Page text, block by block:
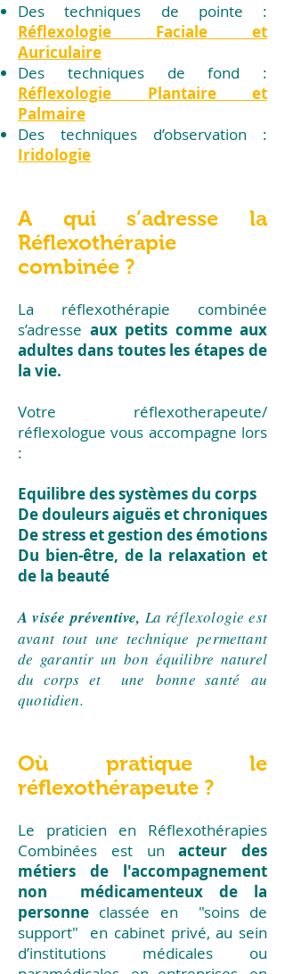
Des techniques de pointe :
Réflexologie Faciale et
Auriculaire
Des techniques de fond :
Réflexologie Plantaire et
Palmaire
Des techniques d’observation :
Iridologie
A qui s’adresse la
Réflexothérapie
combinée ?
La réflexothérapie combinée
s’adresse aux petits comme aux
adultes dans toutes les étapes de
la vie.
Votre réflexotherapeute/
réflexologue vous accompagne lors
:
Equilibre des systèmes du corps
De douleurs aiguës et chroniques
De stress et gestion des émotions
Du bien-être, de la relaxation et
de la beauté
A visée préventive, La réflexologie est
avant tout une technique permettant
de garantir un bon équilibre naturel
du corps et une bonne santé au
quotidien.
Où pratique le
réflexothérapeute ?
Le praticien en Réflexothérapies
Combinées est unacteur
des
métiers de l'accompagnement
non médicamenteux de la
personne classée en
"soins de
support" en cabinet privé, au sein
d’institutions médicales ou